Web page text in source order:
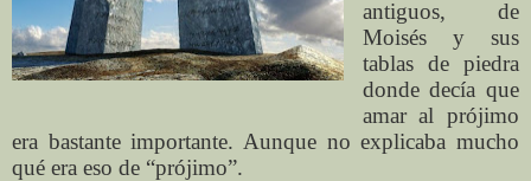
antiguos, de
Moisés y sus
tablas de piedra
donde decía que
amar al prójimo
era bastante importante. Aunque no explicaba mucho
qué era eso de “prójimo”.